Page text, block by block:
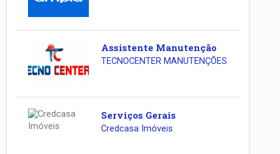
Assistente Manutenção
TECNOCENTER MANUTENÇÕES
Serviços Gerais
Credcasa Imóveis